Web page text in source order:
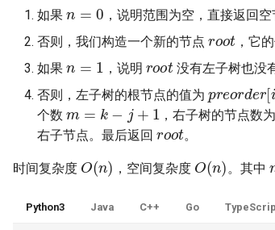
如果
，说明范围为空，直接返回空
否则，我们构造一个新的节点
oo t
，它
如果
，说明
r oot
没有左子树也没
否则，左子树的根节点的值为
r er
个数
m=k−j+1
，右子树的节点数
右子节点。最后返回
r oot
。
时间复杂度
O ( n)
，空间复杂度
O ( n)
。其中
Python3 Java C++ Go